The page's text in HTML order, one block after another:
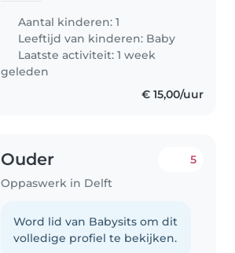
Aantal kinderen: 1
Leeftijd van kinderen: Baby
Laatste activiteit: 1 week
geleden
€ 15,00/uur
Ouder
Oppaswerk in Delft
5
Word lid van Babysits om dit
volledige profiel te bekijken.